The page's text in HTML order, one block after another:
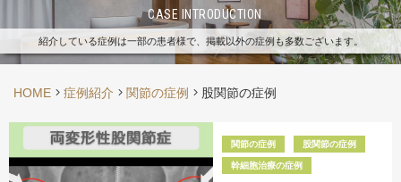
CASE INTRODUCTION
紹介している症例は一部の患者様で、掲載以外の症例も多数ございます。
HOME 症例紹介 関節の症例 股関節の症例
関節の症例 股関節の症例
幹細胞治療の症例